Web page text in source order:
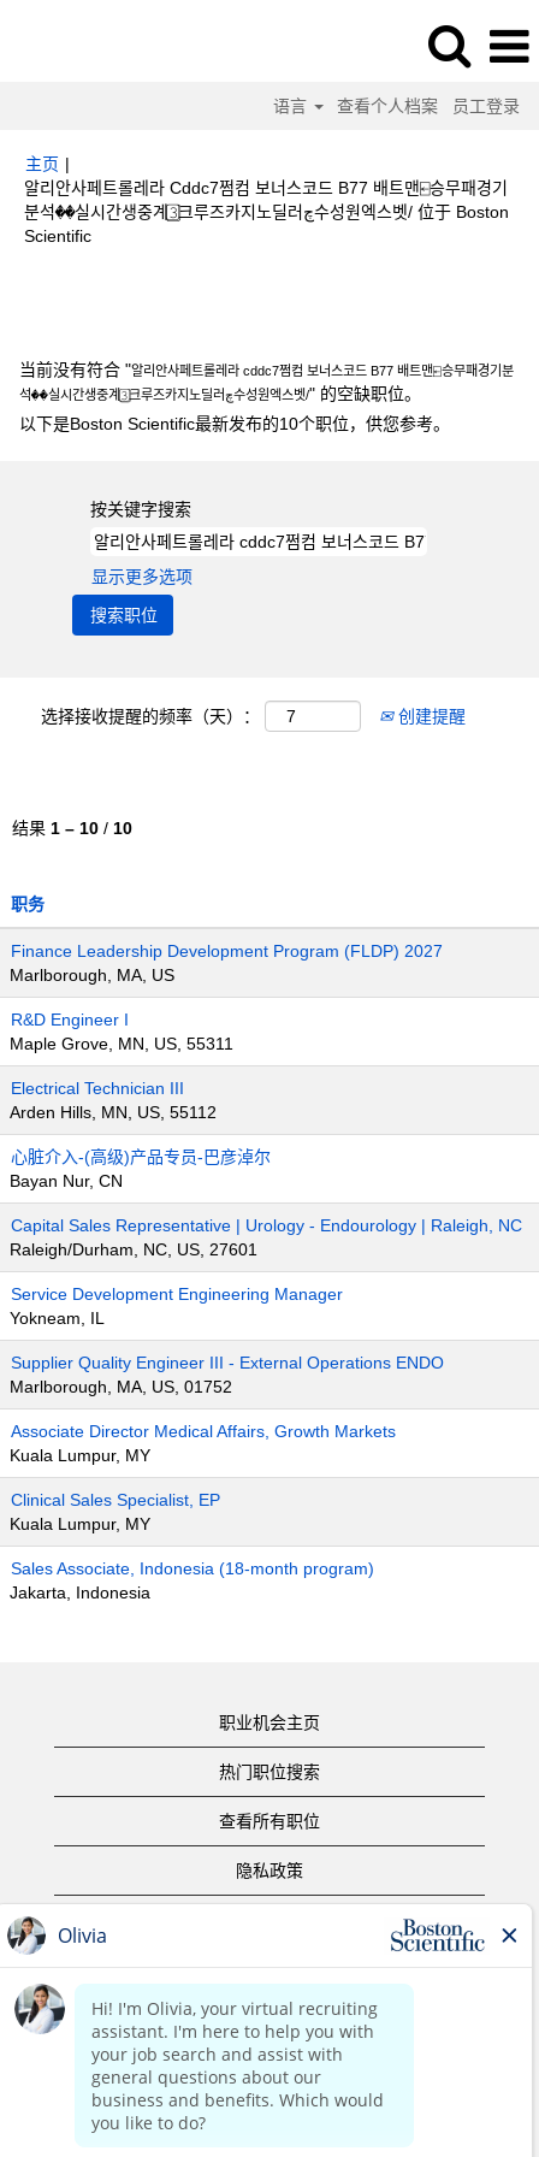
语言 查看个人档案 员工登录
主页 |
알리안사페트롤레라 Cddc7쩜컴 보너스코드 B77 배트맨⍇승무패경기
분석��실시간생중계3⃣크루즈카지노딜러چ수성원엑스벳/ 位于 Boston
Scientific（当
当前没有符合 "알리안사페트롤레라 cddc7쩜컴 보너스코드 B77 배트맨⍇승무패경기분
석��실시간생중계3⃣크루즈카지노딜러چ수성원엑스벳/" 的空缺职位。
以下是Boston Scientific最新发布的10个职位，供您参考。
按关键字搜索
显示更多选项
选择接收提醒的频率（天）： 创建提醒
结果 1 – 10 / 10
职务
Finance Leadership Development Program (FLDP) 2027
Marlborough, MA, US
R&D Engineer I
Maple Grove, MN, US, 55311
Electrical Technician III
Arden Hills, MN, US, 55112
心脏介入-(高级)产品专员-巴彦淖尔
Bayan Nur, CN
Capital Sales Representative | Urology - Endourology | Raleigh, NC
Raleigh/Durham, NC, US, 27601
Service Development Engineering Manager
Yokneam, IL
Supplier Quality Engineer III - External Operations ENDO
Marlborough, MA, US, 01752
Associate Director Medical Affairs, Growth Markets
Kuala Lumpur, MY
Clinical Sales Specialist, EP
Kuala Lumpur, MY
Sales Associate, Indonesia (18-month program)
Jakarta, Indonesia
职业机会主页
热门职位搜索
查看所有职位
隐私政策
版权声明
联系我们
公司主页